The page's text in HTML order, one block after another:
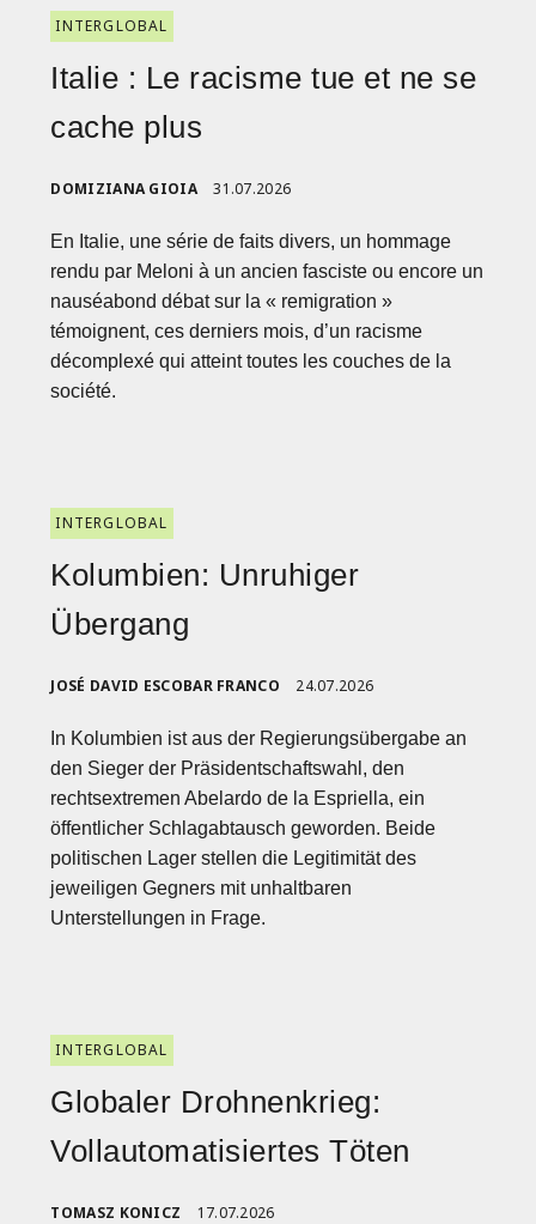
INTERGLOBAL
Italie : Le racisme tue et ne se
cache plus
DOMIZIANA GIOIA 31.07.2026
En Italie, une série de faits divers, un hommage
rendu par Meloni à un ancien fasciste ou encore un
nauséabond débat sur la « remigration »
témoignent, ces derniers mois, d’un racisme
décomplexé qui atteint toutes les couches de la
société.
INTERGLOBAL
Kolumbien: Unruhiger
Übergang
JOSÉ DAVID ESCOBAR FRANCO 24.07.2026
In Kolumbien ist aus der Regierungsübergabe an
den Sieger der Präsidentschaftswahl, den
rechtsextremen Abelardo de la Espriella, ein
öffentlicher Schlagabtausch geworden. Beide
politischen Lager stellen die Legitimität des
jeweiligen Gegners mit unhaltbaren
Unterstellungen in Frage.
INTERGLOBAL
Globaler Drohnenkrieg:
Vollautomatisiertes Töten
TOMASZ KONICZ 17.07.2026